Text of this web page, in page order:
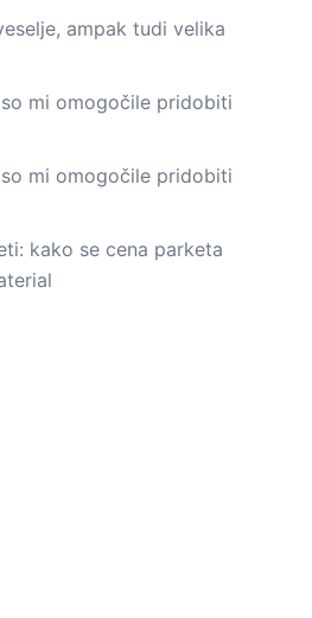
ampak tudi velika
mi omogočile pridobiti
mi omogočile pridobiti
kako se cena parketa